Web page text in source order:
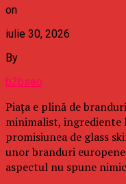
on
iulie 30, 2026
By
b2bseo
Piața e plină de
minimalist, ingrediente
promisiunea de glass
unor branduri
aspectul nu spune